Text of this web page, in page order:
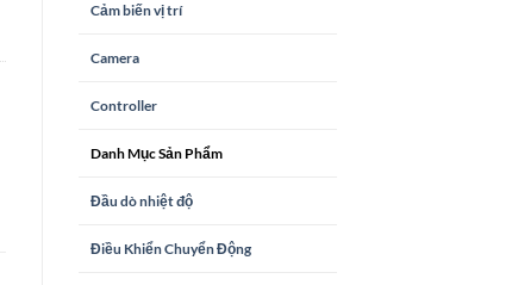
Cảm biến vị trí
Camera
Controller
Danh Mục Sản Phẩm
Đầu dò nhiệt độ
Điều Khiển Chuyển Động